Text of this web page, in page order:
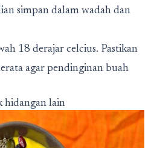
simpan dalam wadah dan
18 derajar celcius. Pastikan
agar pendinginan buah
hidangan lain